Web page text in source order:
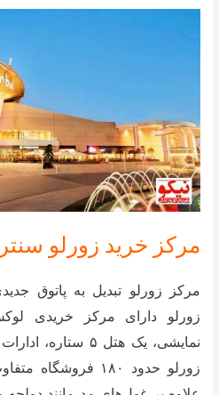
مرکز خرید زورلو سنتر
مرکز زورلو تبدیل به پاتوق
زورلو دارای مرکز خریدی
نمایشی، یک هتل ۵
زورلو حدود ۱۸۰